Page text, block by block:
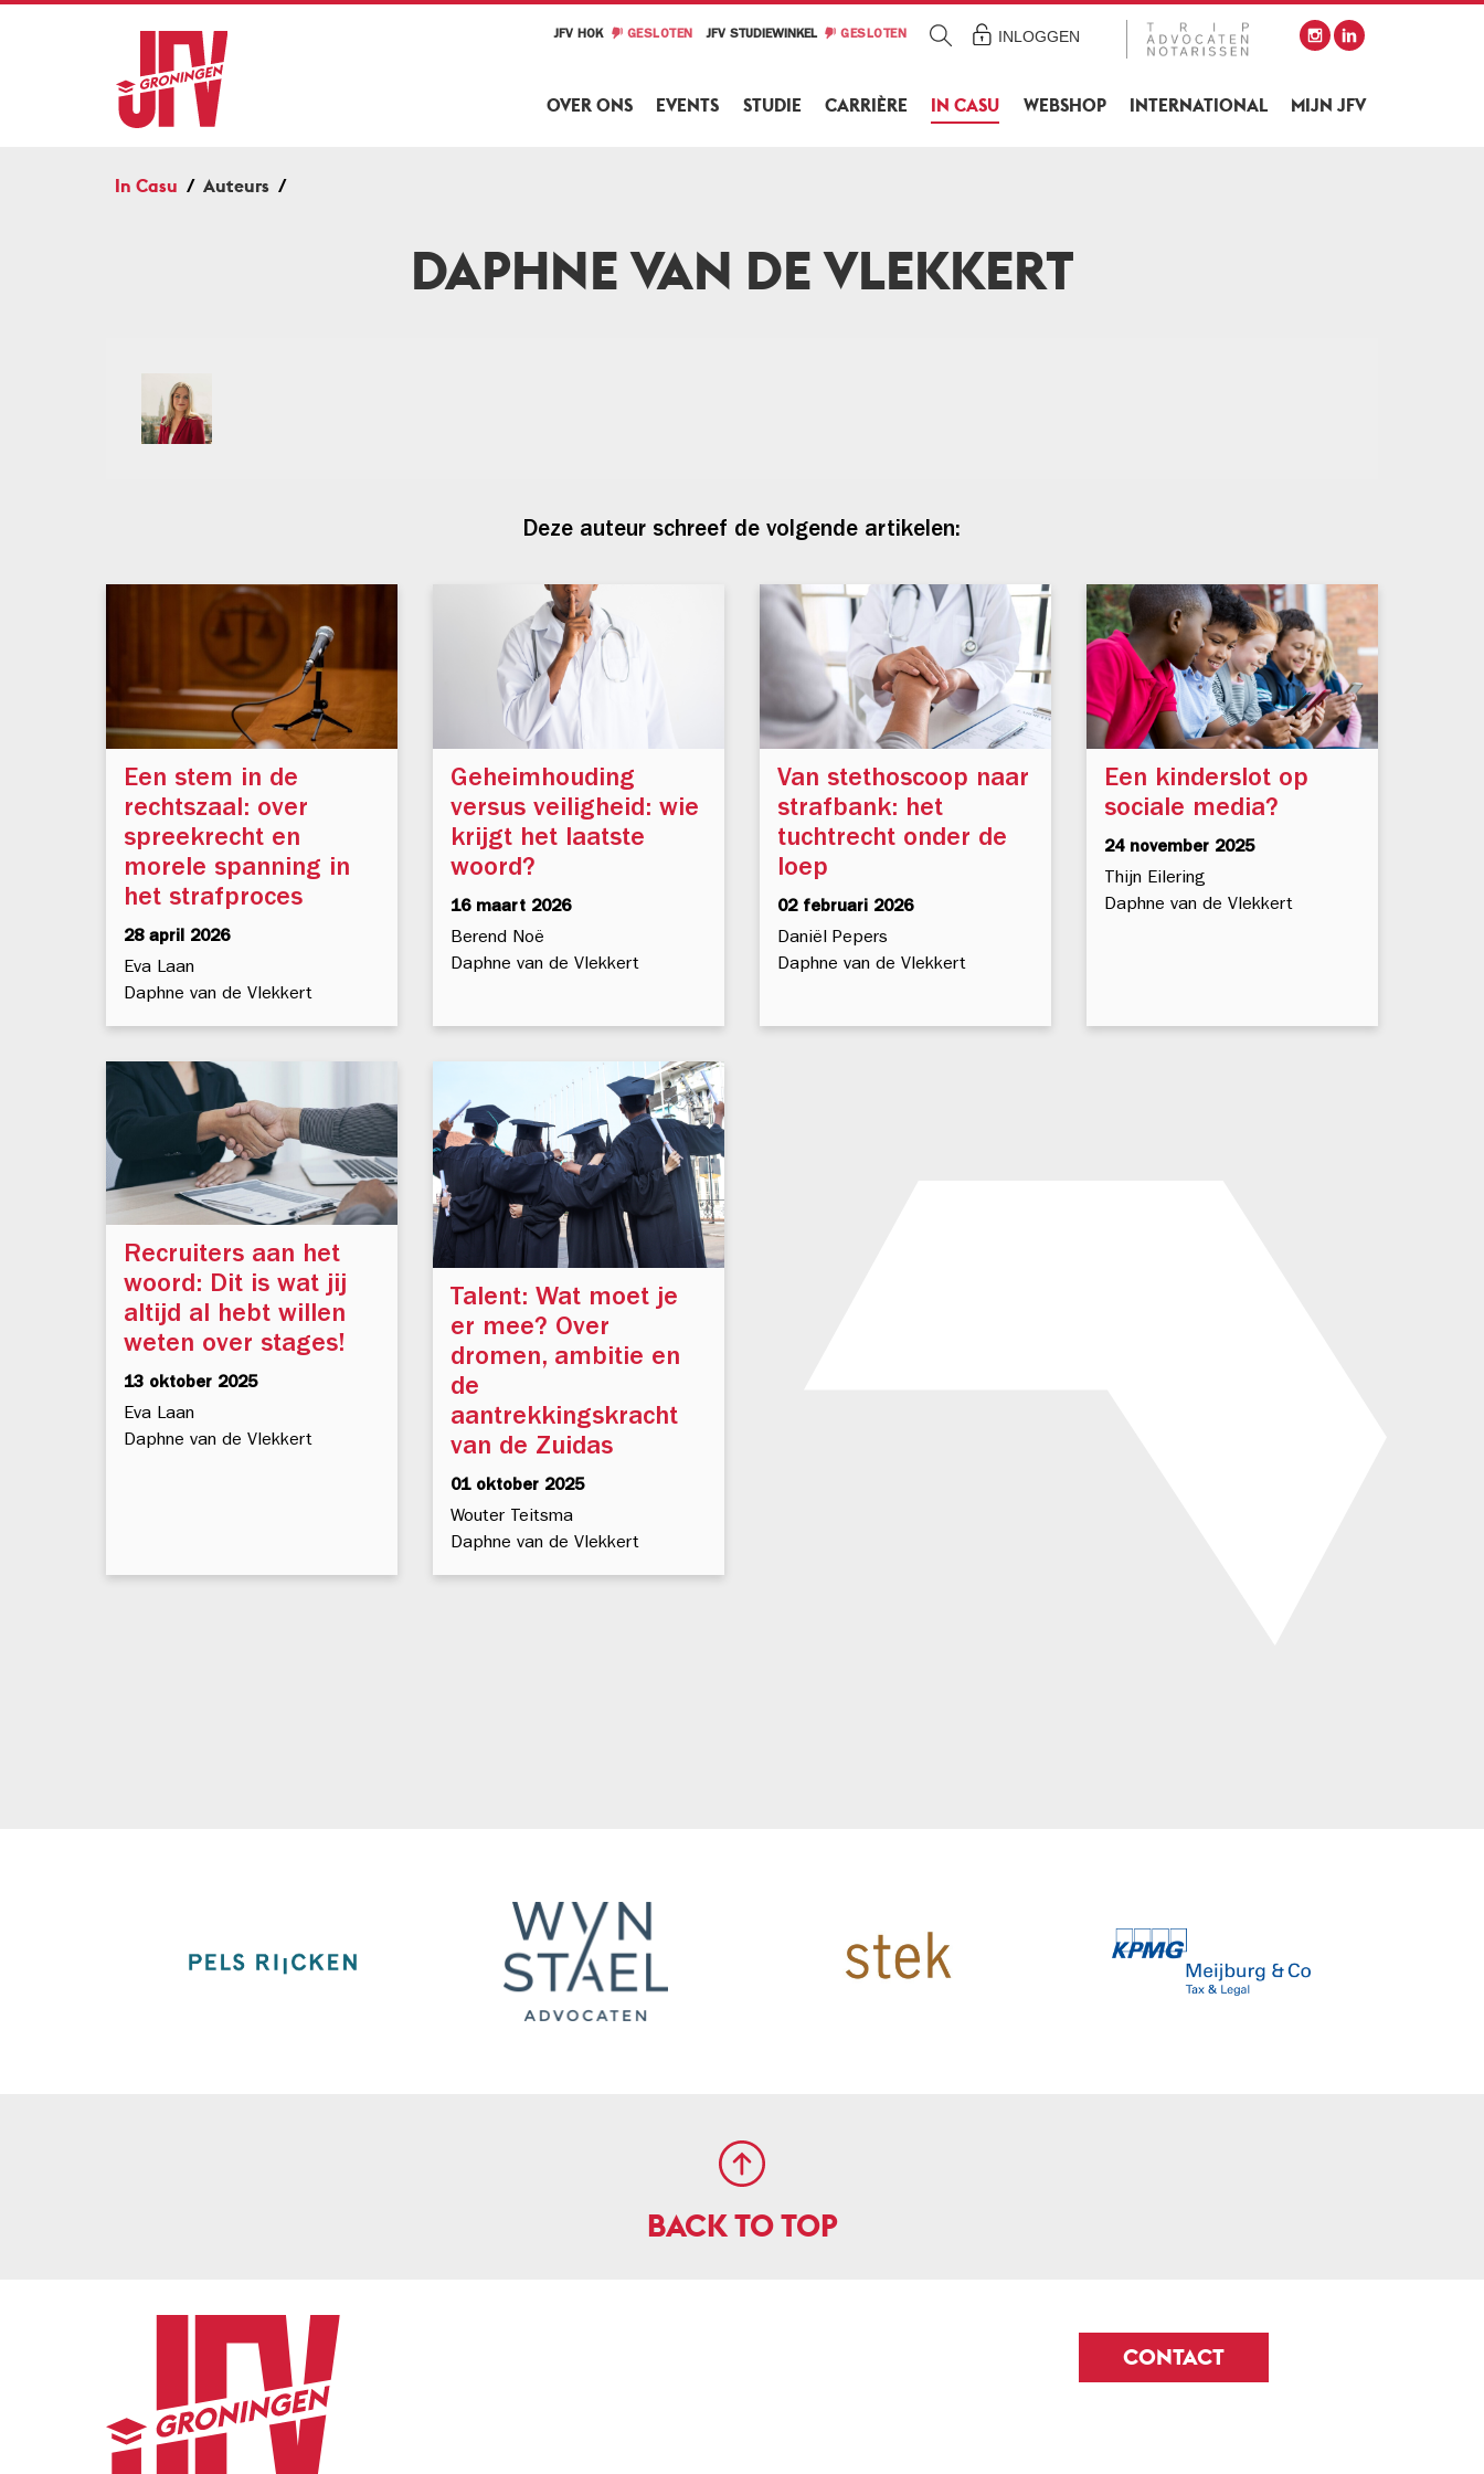
OVER ONS EVENTS STUDIE CARRIÈRE IN CASU WEBSHOP INTERNATIONAL MIJN JFV
JFV HOK GESLOTEN JFV STUDIEWINKEL GESLOTEN INLOGGEN
In Casu Auteurs
DAPHNE VAN DE VLEKKERT
Deze auteur schreef de volgende artikelen:
Een stem in de
rechtszaal: over
spreekrecht en
morele spanning in
het strafproces
28 april 2026
Eva Laan
Daphne van de Vlekkert
Geheimhouding
versus veiligheid: wie
krijgt het laatste
woord?
16 maart 2026
Berend Noë
Daphne van de Vlekkert
Van stethoscoop naar
strafbank: het
tuchtrecht onder de
loep
02 februari 2026
Daniël Pepers
Daphne van de Vlekkert
Een kinderslot op
sociale media?
24 november 2025
Thijn Eilering
Daphne van de Vlekkert
Recruiters aan het
woord: Dit is wat jij
altijd al hebt willen
weten over stages!
13 oktober 2025
Eva Laan
Daphne van de Vlekkert
Talent: Wat moet je
er mee? Over
dromen, ambitie en
de
aantrekkingskracht
van de Zuidas
01 oktober 2025
Wouter Teitsma
Daphne van de Vlekkert
BACK TO TOP
CONTACT